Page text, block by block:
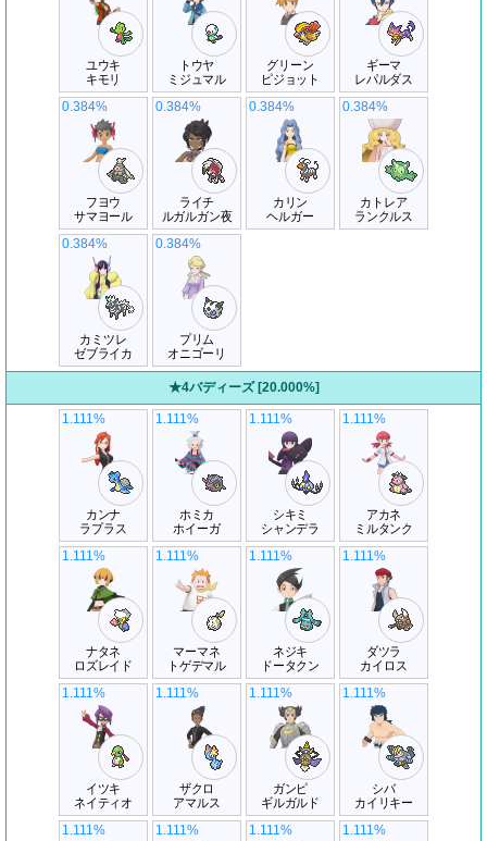
ユウキ
キモリ
トウヤ
ミジュマル
グリーン
ピジョット
ギーマ
レパルダス
フヨウ
サマヨール
0.384%
ライチ
ルガルガン夜
0.384%
カリン
ヘルガー
0.384%
カトレア
ランクルス
0.384%
カミツレ
ゼブライカ
0.384%
プリム
オニゴーリ
0.384%
★4バディーズ [20.000%]
カンナ
ラプラス
1.111%
ホミカ
ホイーガ
1.111%
シキミ
シャンデラ
1.111%
アカネ
ミルタンク
1.111%
ナタネ
ロズレイド
1.111%
マーマネ
トゲデマル
1.111%
ネジキ
ドータクン
1.111%
ダツラ
カイロス
1.111%
イツキ
ネイティオ
1.111%
ザクロ
アマルス
1.111%
ガンピ
ギルガルド
1.111%
シバ
カイリキー
1.111%
1.111% 1.111% 1.111% 1.111%